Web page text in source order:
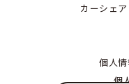
カーシェ
個人
個